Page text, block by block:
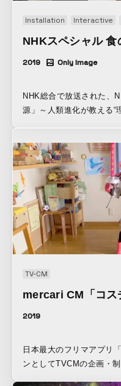
Installation Interactive
NHKスペシャル 食
2019 Only Image
NHK総合で放送された、
源」～人類進化が教える“
時代を遡り進化の歴史を
当しています。 https://
れたプロジェクションシ
◆第1集 https://
2集 https://
https://www.nhk.or.jp/
https://www.nhk.or.jp/special/
スクランブルスクエアで
と人類の進化６億年の旅
テンツ「食の起源 タイム
TV-CM
mercari CM「コス
2019
日本最大のフリマアプリ
ンとしてTVCMの企画・